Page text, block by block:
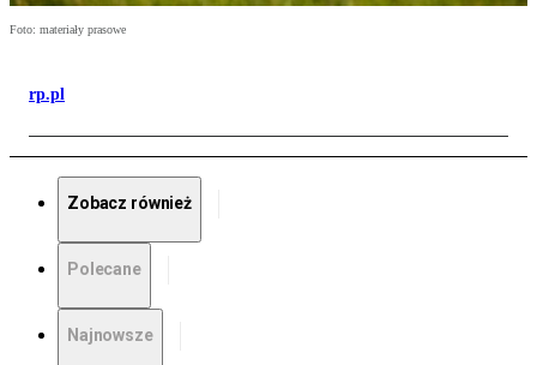
Foto: materiały prasowe
rp.pl
Zobacz również
Polecane
Najnowsze